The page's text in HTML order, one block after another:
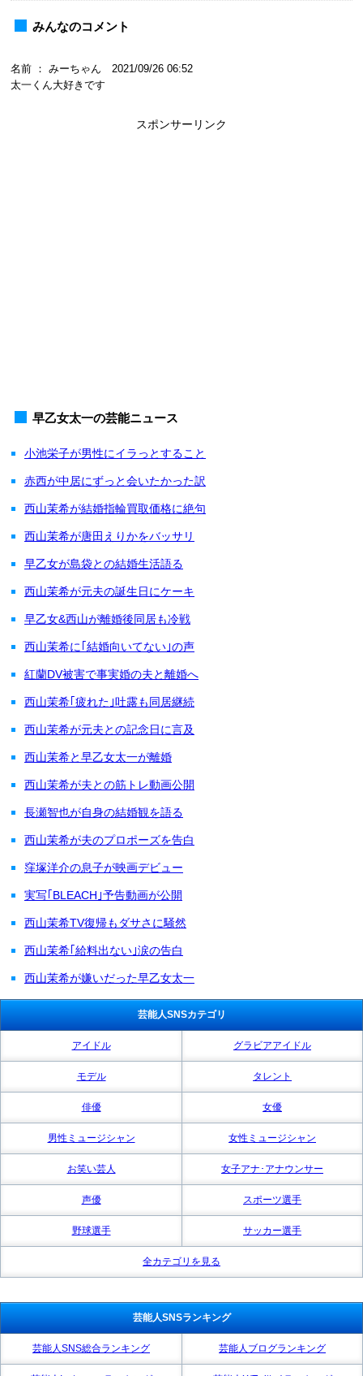
みんなのコメント
名前 ： みーちゃん 2021/09/26 06:52
太一くん大好きです
スポンサーリンク
早乙女太一の芸能ニュース
小池栄子が男性にイラっとすること
赤西が中居にずっと会いたかった訳
西山茉希が結婚指輪買取価格に絶句
西山茉希が唐田えりかをバッサリ
早乙女が島袋との結婚生活語る
西山茉希が元夫の誕生日にケーキ
早乙女&西山が離婚後同居も冷戦
西山茉希に｢結婚向いてない｣の声
紅蘭DV被害で事実婚の夫と離婚へ
西山茉希｢疲れた｣吐露も同居継続
西山茉希が元夫との記念日に言及
西山茉希と早乙女太一が離婚
西山茉希が夫との筋トレ動画公開
長瀬智也が自身の結婚観を語る
西山茉希が夫のプロポーズを告白
窪塚洋介の息子が映画デビュー
実写｢BLEACH｣予告動画が公開
西山茉希TV復帰もダサさに騒然
西山茉希｢給料出ない｣涙の告白
西山茉希が嫌いだった早乙女太一
芸能人SNSカテゴリ
アイドル グラビアアイドル
モデル タレント
俳優 女優
男性ミュージシャン 女性ミュージシャン
お笑い芸人 女子アナ･アナウンサー
声優 スポーツ選手
野球選手 サッカー選手
全カテゴリを見る
芸能人SNSランキング
芸能人SNS総合ランキング 芸能人ブログランキング